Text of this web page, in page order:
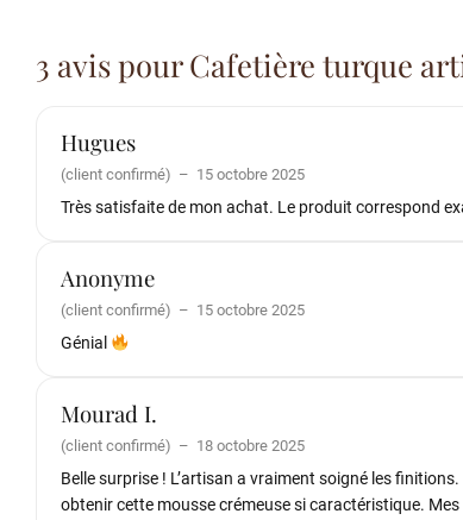
3 avis pourCafetière turque
Hugues
(client confirmé) – 15 octobre 2025
Très satisfaite de mon achat. Le produit correspond
Anonyme
(client confirmé) – 15 octobre 2025
Génial
Mourad I.
(client confirmé) – 18 octobre 2025
Belle surprise ! L’artisan a vraiment soigné les
obtenir cette mousse crémeuse si caractéristique.